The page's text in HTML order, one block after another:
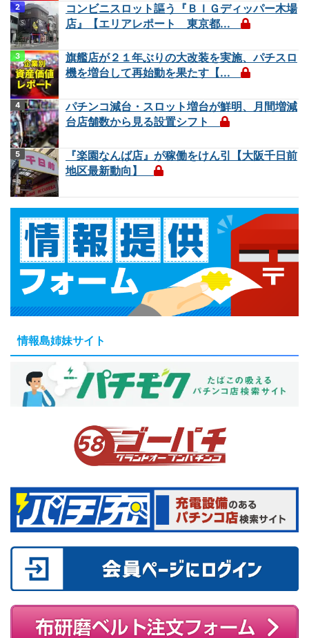
コンビニスロット謳う『ＢＩＧディッパー木場
店』【エリアレポート 東京都...
旗艦店が２１年ぶりの大改装を実施、パチスロ
機を増台して再始動を果たす【...
パチンコ減台・スロット増台が鮮明、月間増減
台店舗数から見る設置シフト
『楽園なんば店』が稼働をけん引【大阪千日前
地区最新動向】
情報島姉妹サイト